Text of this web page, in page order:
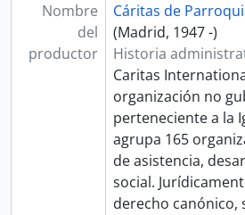
Nombre
del
productor
Cáritas de
(Madrid, 1947 -)
Historia
Caritas
organización no
perteneciente a la
agrupa 165
de asistencia,
social.
derecho canónico,